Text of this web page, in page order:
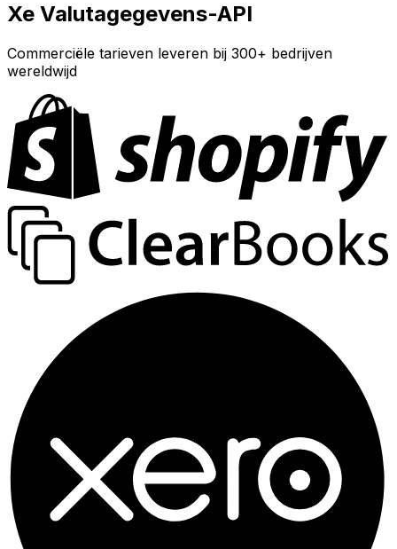
Xe Valutagegevens-API
Commerciële tarieven leveren bij 300+ bedrijven
wereldwijd